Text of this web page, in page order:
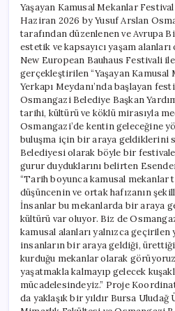
Yaşayan Kamusal Mekanlar
Haziran 2026 by Yusuf Arslan
tarafından düzenlenen ve Avrupa
estetik ve kapsayıcı yaşam
New European Bauhaus Festivali
gerçekleştirilen “Yaşayan Kamusal
Yerkapı Meydanı’nda başlayan
Osmangazi Belediye Başkan
tarihi, kültürü ve köklü mirasıyla
Osmangazi’de kentin geleceğine
buluşma için bir araya geldiklerini
Belediyesi olarak böyle bir
gurur duyduklarını belirten
“Tarih boyunca kamusal mekanlar
düşüncenin ve ortak hafızanın
İnsanlar bu mekanlarda bir araya
kültürü var oluyor. Biz de
kamusal alanları yalnızca
insanların bir araya geldiği,
kurduğu mekanlar olarak
yaşatmakla kalmayıp gelecek
mücadelesindeyiz.” Proje
da yaklaşık bir yıldır Bursa